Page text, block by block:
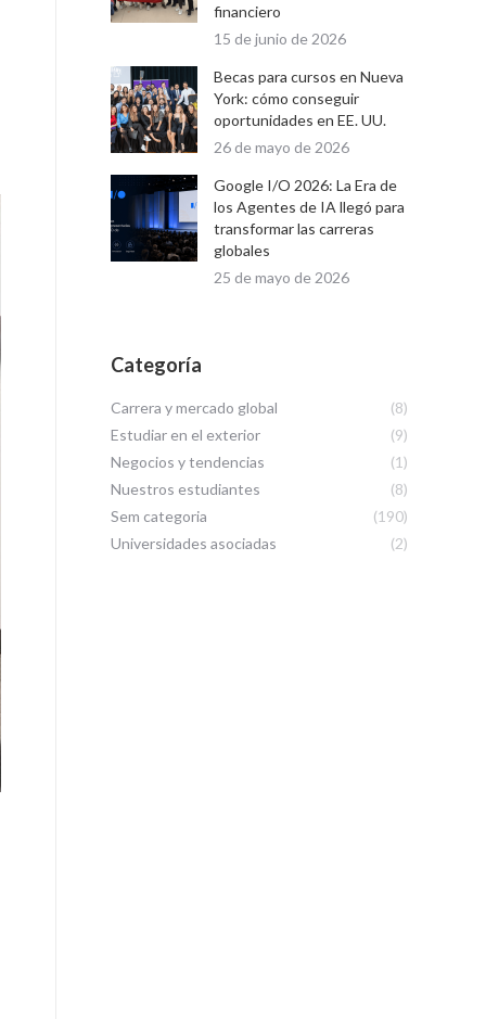
financiero
15 de junio de 2026
Becas para cursos en Nueva
York: cómo conseguir
oportunidades en EE. UU.
26 de mayo de 2026
Google I/O 2026: La Era de
los Agentes de IA llegó para
transformar las carreras
globales
25 de mayo de 2026
Categoría
Carrera y mercado global
(8)
Estudiar en el exterior
(9)
Negocios y tendencias
(1)
Nuestros estudiantes
(8)
Sem categoria
(190)
Universidades asociadas
(2)